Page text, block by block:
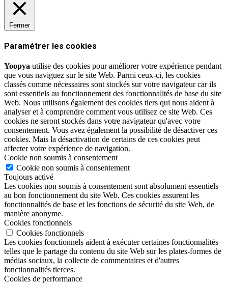
Fermer
Paramétrer les cookies
Yoopya utilise des cookies pour améliorer votre expérience pendant
que vous naviguez sur le site Web. Parmi ceux-ci, les cookies
classés comme nécessaires sont stockés sur votre navigateur car ils
sont essentiels au fonctionnement des fonctionnalités de base du site
Web. Nous utilisons également des cookies tiers qui nous aident à
analyser et à comprendre comment vous utilisez ce site Web. Ces
cookies ne seront stockés dans votre navigateur qu'avec votre
consentement. Vous avez également la possibilité de désactiver ces
cookies. Mais la désactivation de certains de ces cookies peut
affecter votre expérience de navigation.
Cookie non soumis à consentement
Cookie non soumis à consentement
Toujours activé
Les cookies non soumis à consentement sont absolument essentiels
au bon fonctionnement du site Web. Ces cookies assurent les
fonctionnalités de base et les fonctions de sécurité du site Web, de
manière anonyme.
Cookies fonctionnels
Cookies fonctionnels
Les cookies fonctionnels aident à exécuter certaines fonctionnalités
telles que le partage du contenu du site Web sur les plates-formes de
médias sociaux, la collecte de commentaires et d'autres
fonctionnalités tierces.
Cookies de performance